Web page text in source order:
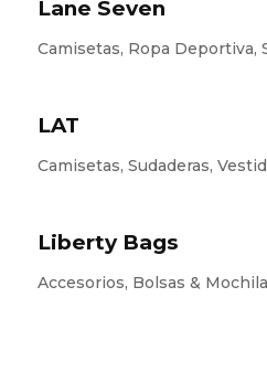
Lane Seven
Camisetas, Ropa Deportiva,
LAT
Camisetas, Sudaderas,
Liberty Bags
Accesorios, Bolsas &